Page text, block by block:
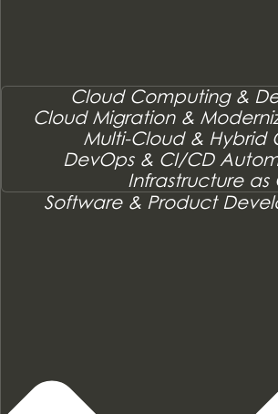
Cloud Computing &
Cloud Migration &
Multi-Cloud & Hybrid
DevOps & CI/CD
Infrastructure as
Software & Product